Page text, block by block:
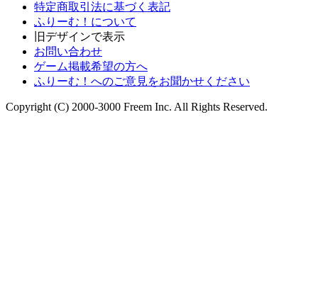
特定商取引法に基づく表記
ふりーむ！について
旧デザインで表示
お問い合わせ
ゲーム掲載希望の方へ
ふりーむ！へのご意見をお聞かせください
Copyright (C) 2000-3000 Freem Inc. All Rights Reserved.